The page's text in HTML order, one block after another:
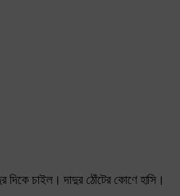
দিকে চাইল। দাদুর ঠোঁটের কোণে হাসি।